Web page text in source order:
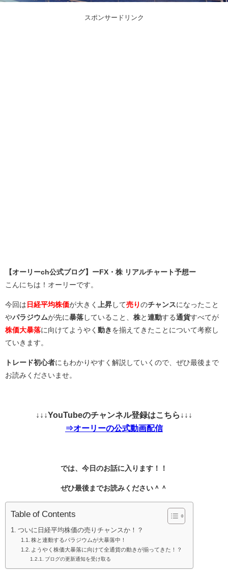
スポンサードリンク
【オーリーch公式ブログ】ーFX・株 リアルチャート予想ー
こんにちは！オーリーです。
今回は 日経平均株価が大きく 上昇 して売り のチャンスになったこと
やパラジウムが先に暴落 していること、 株と 連動する通貨すべてが
株価大暴落に向けてようやく 動き を揃えてきたことについて考察し
ていきます。
トレード初心者にもわかりやすく解説していくので、ぜひ最後まで
お読みくださいませ。
↓↓↓YouTubeのチャンネル登録はこちら↓↓↓
⇒オーリーの公式動画配信
では、今日のお話に入ります！！
ぜひ最後までお読みください＾＾
Table of Contents
ついに日経平均株価の売りチャンスか！？
株と連動するパラジウムが大暴落中！
ようやく株価大暴落に向けて全通貨の動きが揃ってきた！？
ブログの更新通知を受け取る